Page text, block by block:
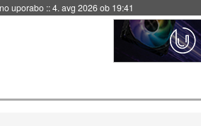
uporabo ::4. avg 2026 ob 19:41